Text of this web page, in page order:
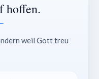
hoffen.
weil Gott treu